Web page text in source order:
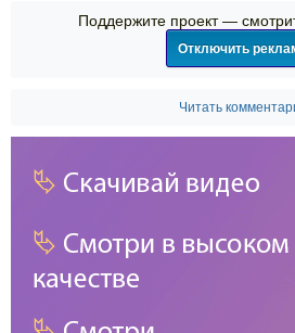
Поддержите проект —
Отключить
Читать